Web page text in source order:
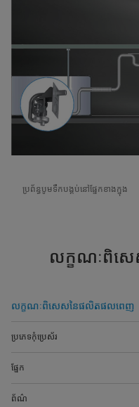
ប្រព័ន្ធបូមទឹកបង្គប់នៅផ្នែកខាងក្នុង
លក្ខណៈពិស
លក្ខណៈពិសេសនៃផលិតផលពេញ
ប្រភេទកុំប្រេស័រ
ផ្នែក
ព័ណ៌